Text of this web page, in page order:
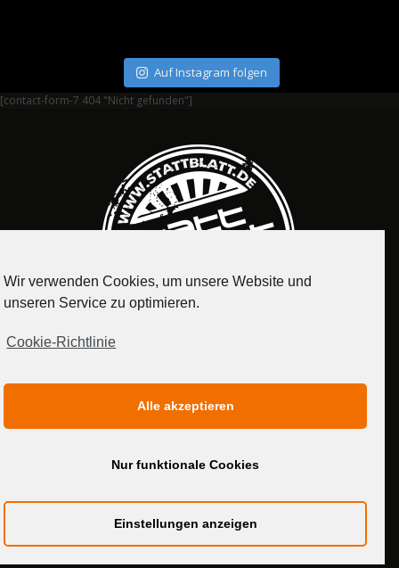
Auf Instagram folgen
[contact-form-7 404 "Nicht gefunden"]
MEDIADATEN
Wir verwenden Cookies, um unsere Website und
unseren Service zu optimieren.
Cookie-Richtlinie
Alle akzeptieren
Nur funktionale Cookies
Einstellungen anzeigen